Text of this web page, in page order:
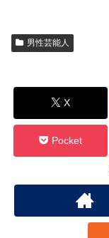
男性芸能人
X
Pocket